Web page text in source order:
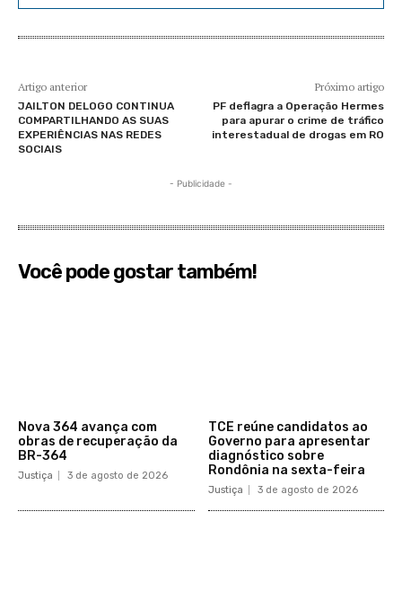
Artigo anterior
JAILTON DELOGO CONTINUA
COMPARTILHANDO AS SUAS
EXPERIÊNCIAS NAS REDES
SOCIAIS
Próximo artigo
PF deflagra a Operação Hermes
para apurar o crime de tráfico
interestadual de drogas em RO
- Publicidade -
Você pode gostar também!
​Nova 364 avança com
obras de recuperação da
BR-364​
Justiça 3 de agosto de 2026
TCE reúne candidatos ao
Governo para apresentar
diagnóstico sobre
Rondônia na sexta-feira
Justiça 3 de agosto de 2026